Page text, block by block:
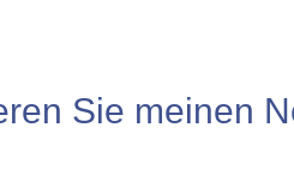
Sie meinen